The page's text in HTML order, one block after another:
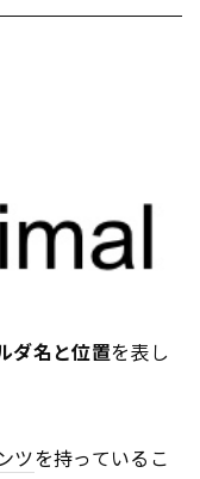
ダ名と位置を表し
ツを持っているこ